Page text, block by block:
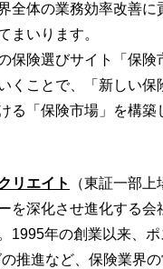
全体の業務効率改善
まいります。
保険選びサイト「保険
くことで、「新しい
る「保険市場」を構築
リエイト
（東証一部
を深化させ進化する会
1995年の創業以来、
推進など、保険業界